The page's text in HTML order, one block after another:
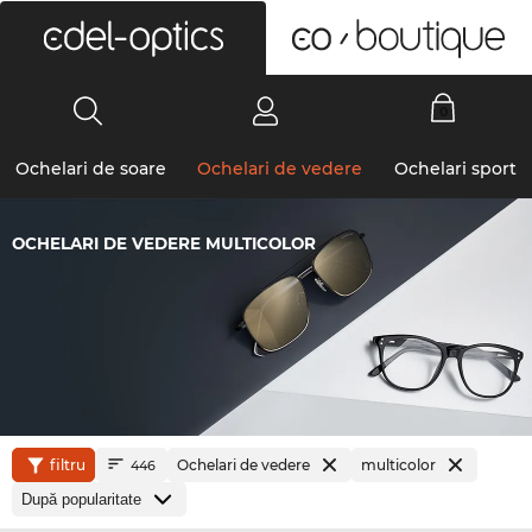
Ochelari de soare Ochelari de vedere Ochelari sport
OCHELARI DE VEDERE MULTICOLOR
filtru 446 Ochelari de vedere multicolor